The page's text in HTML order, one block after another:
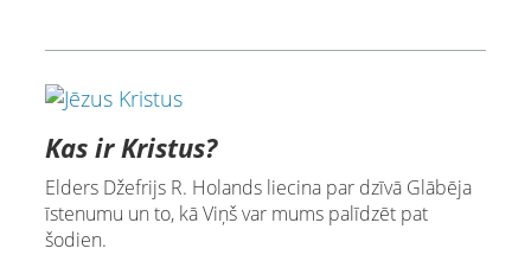
Kas ir Kristus?
Elders Džefrijs R. Holands liecina par dzīvā Glābēja
īstenumu un to, kā Viņš var mums palīdzēt pat
šodien.